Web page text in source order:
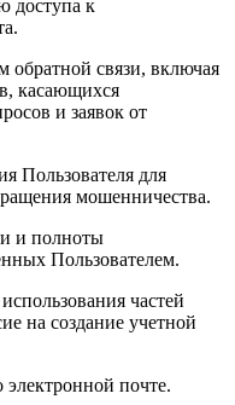
доступа к
обратной связи, включая
касающихся
и заявок от
Пользователя для
мошенничества.
и полноты
Пользователем.
частей
на создание учетной
почте.